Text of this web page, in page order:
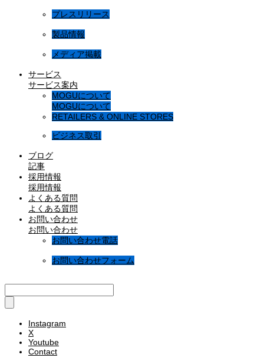
プレスリリース
製品情報
メディア掲載
サービス
サービス案内
MOGUについて
MOGUについて
RETAILERS & ONLINE STORES
ビジネス取引
ブログ
記事
採用情報
採用情報
よくある質問
よくある質問
お問い合わせ
お問い合わせ
お問い合わせ電話
お問い合わせフォーム
Instagram
X
Youtube
Contact